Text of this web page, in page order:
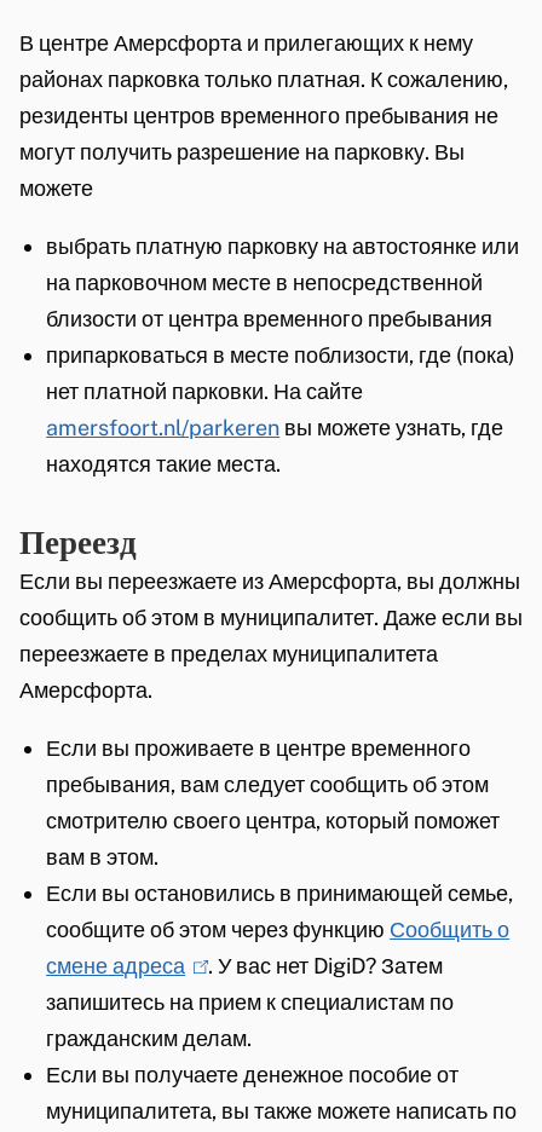
)
t
e
r
n
x
t
e
r
k
i
s
e
e
r
n
)
В центре Амерсфорта и прилегающих к нему
районах парковка только платная. К сожалению,
резиденты центров временного пребывания не
могут получить разрешение на парковку. Вы
можете
выбрать платную парковку на автостоянке или
на парковочном месте в непосредственной
близости от центра временного пребывания
припарковаться в месте поблизости, где (пока)
нет платной парковки. На сайте
amersfoort.nl/parkeren вы можете узнать, где
находятся такие места.
Переезд
Если вы переезжаете из Амерсфорта, вы должны
сообщить об этом в муниципалитет. Даже если вы
переезжаете в пределах муниципалитета
Амерсфорта.
Если вы проживаете в центре временного
пребывания, вам следует сообщить об этом
смотрителю своего центра, который поможет
вам в этом.
Если вы остановились в принимающей семье,
сообщите об этом через функцию Сообщить о
смене адреса
l
i
n
k
. У вас нет DigiD? Затем
запишитесь на прием к специалистам по
гражданским делам.
Если вы получаете денежное пособие от
муниципалитета, вы также можете написать по